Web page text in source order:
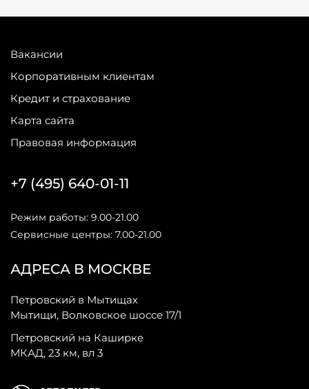
Вакансии
Корпоративным клиентам
Кредит и страхование
Карта сайта
Правовая информация
АДРЕСА В МОСКВЕ
Петровский в Мытищах
Мытищи, Волковское шоссе 17/1
Петровский на Каширке
МКАД, 23 км, вл 3
+7 (495) 640-01-11
Режим работы: 9.00-21.00
Сервисные центры: 7.00-21.00